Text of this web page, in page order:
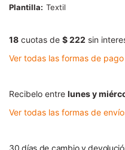
Plantilla
Textil
18 cuotas de $ 222 sin
Ver todas las formas de pago
Recibelo entre lunes y
Ver todas las formas de